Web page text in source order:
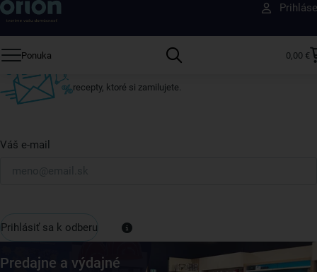
Ponuka 0,00 €
ktokoľvek iný
Prihláste sa k odberu nášho newslettera.
recepty, ktoré si zamilujete.
Váš e-mail
Prihlásiť sa k odberu
Predajne a výdajné